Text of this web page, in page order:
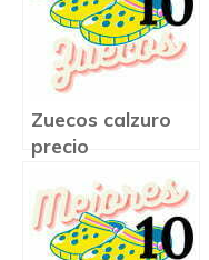
Zuecos calzuro
precio